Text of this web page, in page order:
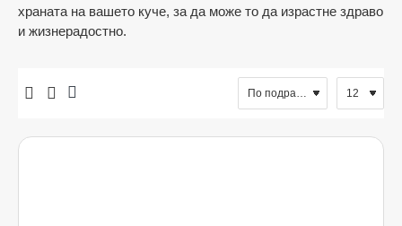
храната на вашето куче, за да може то да израстне здраво
и жизнерадостно.